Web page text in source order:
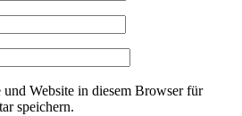
Website in diesem Browser für
speichern.